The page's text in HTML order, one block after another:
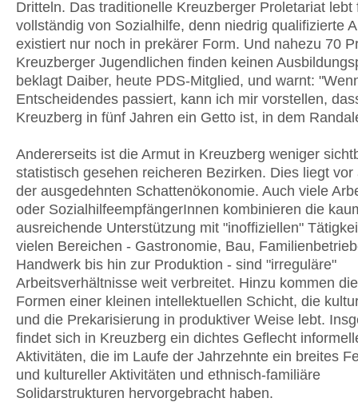
Dritteln. Das traditionelle Kreuzberger Proletariat lebt
vollständig von Sozialhilfe, denn niedrig qualifizierte
existiert nur noch in prekärer Form. Und nahezu 70
Kreuzberger Jugendlichen finden keinen
beklagt Daiber, heute PDS-Mitglied, und warnt:
Entscheidendes passiert, kann ich mir vorstellen,
Kreuzberg in fünf Jahren ein Getto ist, in dem
Andererseits ist die Armut in Kreuzberg weniger
statistisch gesehen reicheren Bezirken. Dies liegt vor
der ausgedehnten Schattenökonomie. Auch viele
oder SozialhilfeempfängerInnen kombinieren die
ausreichende Unterstützung mit "inoffiziellen"
vielen Bereichen - Gastronomie, Bau,
Handwerk bis hin zur Produktion - sind "irreguläre"
Arbeitsverhältnisse weit verbreitet. Hinzu kommen
Formen einer kleinen intellektuellen Schicht, die
und die Prekarisierung in produktiver Weise lebt.
findet sich in Kreuzberg ein dichtes Geflecht
Aktivitäten, die im Laufe der Jahrzehnte ein breites
und kultureller Aktivitäten und ethnisch-familiäre
Solidarstrukturen hervorgebracht haben.